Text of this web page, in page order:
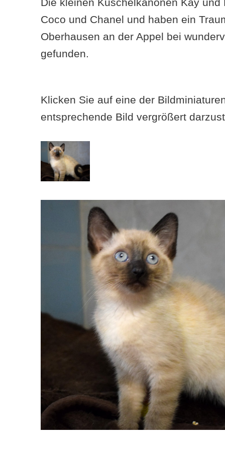
Coco und Chanel und haben ein
Oberhausen an der Appel bei
gefunden.
Klicken Sie auf eine der
entsprechende Bild vergrößert